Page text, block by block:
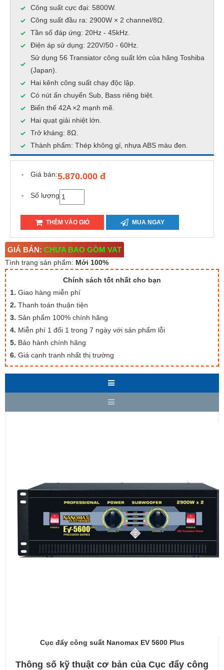
Công suất cực đại: 5800W.
Công suất đầu ra: 2900W × 2 channel/8Ω.
Tần số đáp ứng: 20Hz - 45kHz.
Điện áp sử dụng: 220V/50 - 60Hz.
Sử dụng 56 Transiator công suất lớn của hãng Toshiba
(Japan).
Hai kênh công suất chạy độc lập.
Có nút ấn chuyển Sub, Bass riêng biệt.
Biến thế 42A ×2 mạnh mẽ.
Hai quạt giải nhiệt lớn.
Trở kháng: 8Ω.
Thành phẩm: Thép không gỉ, nhựa ABS màu đen.
Giá bán:5.870.000 đ
Số lượng
THÊM VÀO GIỎ MUA NGAY
GIÁ BÁN: CHƯA BAO GỒM VAT
Tình trạng sản phẩm: Mới 100%
Chính sách tốt nhất cho bạn
1. Giao hàng miễn phí
2. Thanh toán thuận tiện
3. Sản phẩm 100% chính hãng
4. Miễn phí 1 đổi 1 trong 7 ngày với sản phẩm lỗi
5. Bảo hành chính hãng
6. Giá cạnh tranh nhất thị trường
Cục đẩy công suất Nanomax EV 5600 Plus
Thông số kỹ thuật cơ bản của Cục đẩy công